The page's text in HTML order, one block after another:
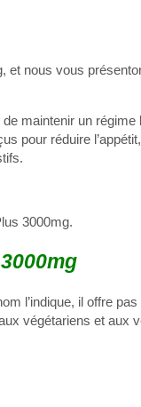
nous vous
maintenir un régime
pour réduire
3000mg.
l’indique, il offre
végétariens et aux